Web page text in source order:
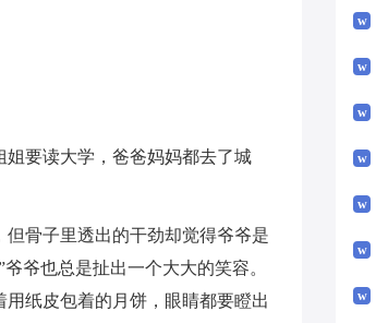
要读大学，爸爸妈妈都去了城
骨子里透出的干劲却觉得爷爷是
爷也总是扯出一个大大的笑容。
纸皮包着的月饼，眼睛都要瞪出